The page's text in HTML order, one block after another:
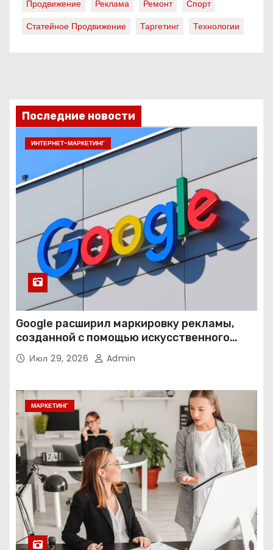
Продвижение
Реклама Ремонт
Спорт
Статейное Продвижение
Таргетинг Технологии
Последние новости
ИНТЕРНЕТ-МАРКЕТИНГ
Google расширил маркировку рекламы,
созданной с помощью искусственного
интеллекта
Июл 29, 2026 Admin
МАРКЕТИНГ